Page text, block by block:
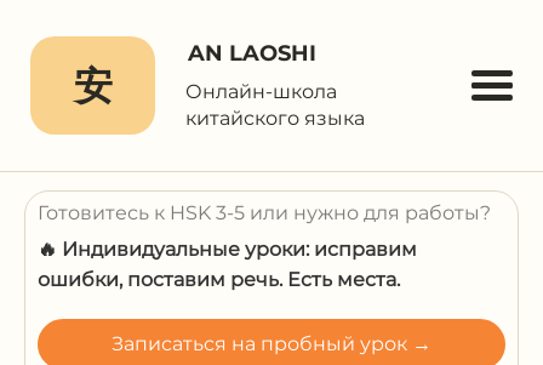
安
AN LAOSHI
Онлайн-школа
китайского языка
Готовитесь к HSK 3-5 или нужно для работы?
🔥 Индивидуальные уроки: исправим
ошибки, поставим речь. Есть места.
Записаться на пробный урок →